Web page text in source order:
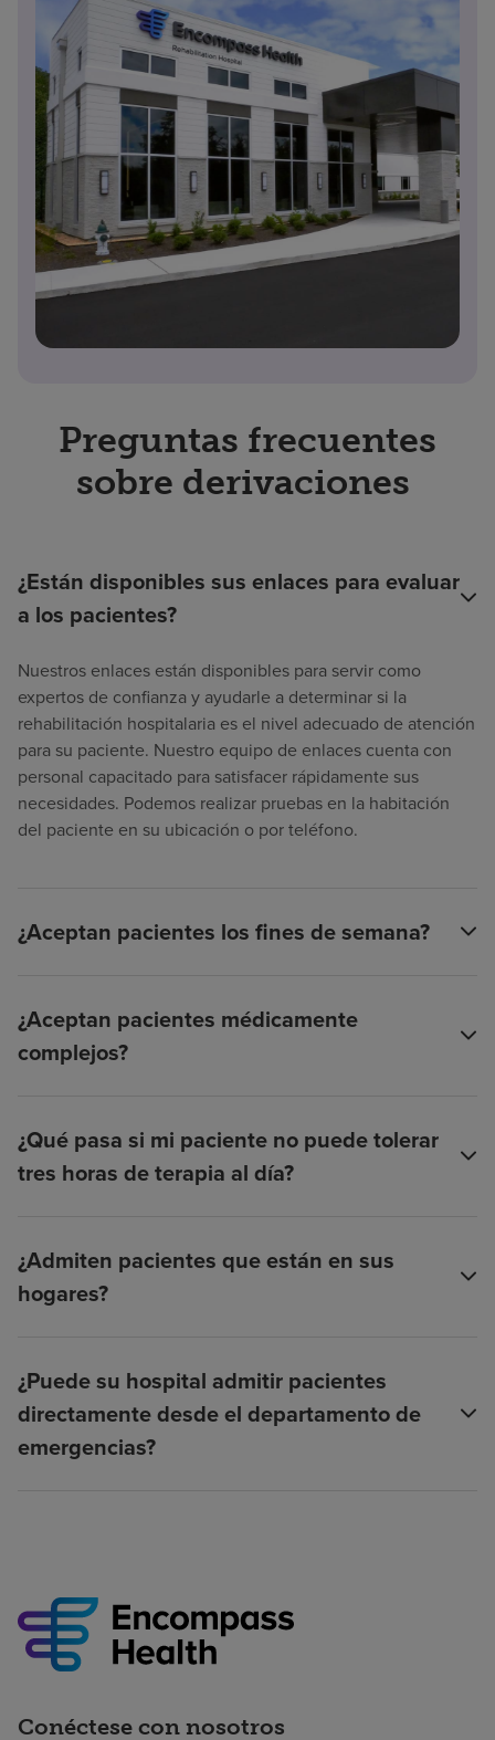
Preguntas frecuentes
sobre derivaciones
¿Están disponibles sus enlaces para evaluar
a los pacientes?
Nuestros enlaces están disponibles para servir como
expertos de confianza y ayudarle a determinar si la
rehabilitación hospitalaria es el nivel adecuado de atención
para su paciente. Nuestro equipo de enlaces cuenta con
personal capacitado para satisfacer rápidamente sus
necesidades. Podemos realizar pruebas en la habitación
del paciente en su ubicación o por teléfono.
¿Aceptan pacientes los fines de semana?
¿Aceptan pacientes médicamente
complejos?
¿Qué pasa si mi paciente no puede tolerar
tres horas de terapia al día?
¿Admiten pacientes que están en sus
hogares?
¿Puede su hospital admitir pacientes
directamente desde el departamento de
emergencias?
Conéctese con nosotros